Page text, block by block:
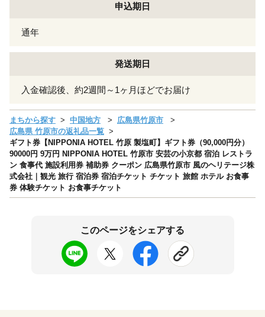
申込期日
通年
発送期日
入金確認後、約2週間～1ヶ月ほどでお届け
まちから探す 中国地方
広島県竹原市
広島県 竹原市の返礼品一覧
ギフト券【NIPPONIA HOTEL 竹原 製塩町】ギフト券（90,000円分）
90000円 9万円 NIPPONIA HOTEL 竹原市 安芸の小京都 宿泊 レストラ
ン 食事代 施設利用券 補助券 クーポン 広島県竹原市 風のヘリテージ株
式会社｜観光 旅行 宿泊券 宿泊チケット チケット 旅館 ホテル お食事
券 体験チケット お食事チケット
このページをシェアする